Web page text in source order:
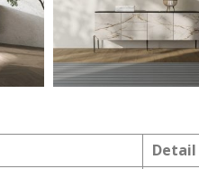
Detail